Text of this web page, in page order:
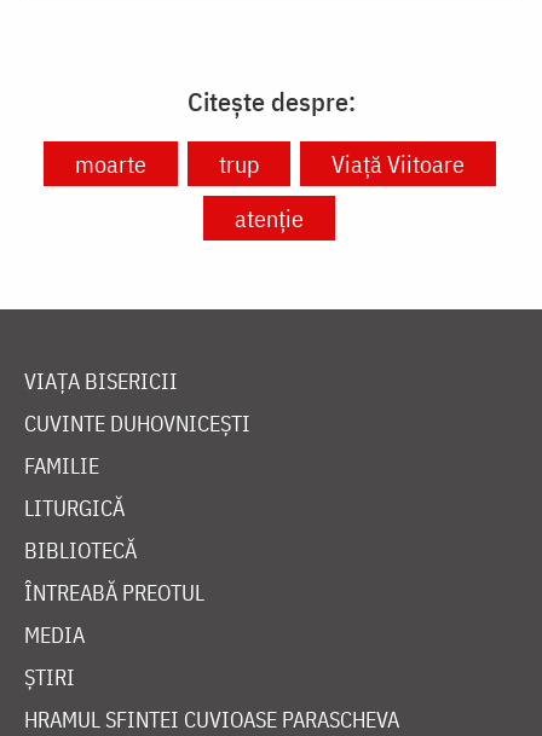
Citește despre:
moarte trup
Viață Viitoare
atenție
VIAȚA BISERICII
CUVINTE DUHOVNICEȘTI
FAMILIE
LITURGICĂ
BIBLIOTECĂ
ÎNTREABĂ PREOTUL
MEDIA
ȘTIRI
HRAMUL SFINTEI CUVIOASE PARASCHEVA